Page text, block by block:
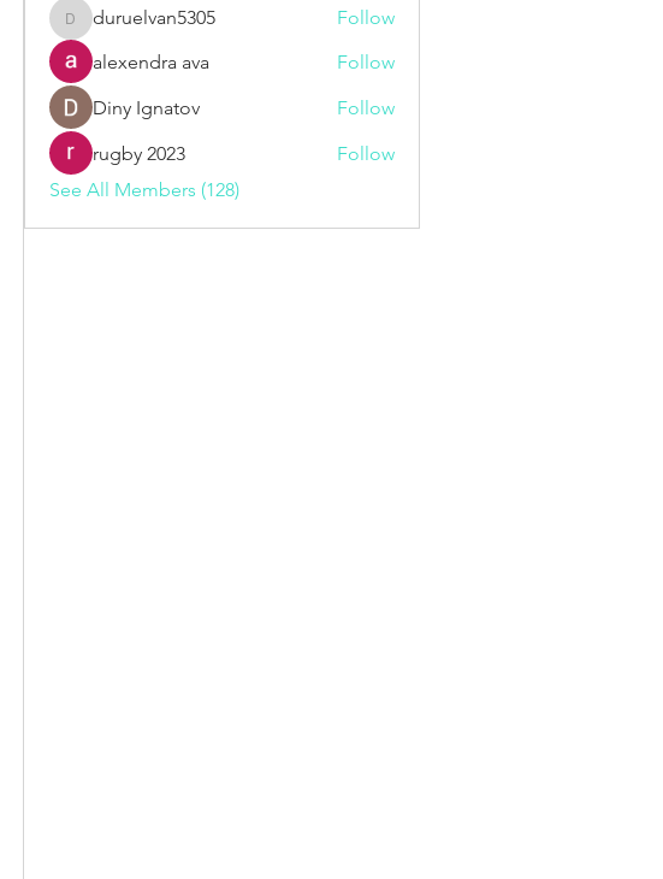
duruelvan5305
duruelvan5305
Follow
alexendra ava
Follow
Diny Ignatov
Follow
rugby 2023
Follow
See All Members (128)